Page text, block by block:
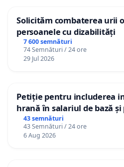
Solicităm combaterea urii
persoanele cu dizabilități
7 600 semnături
74 Semnături / 24 ore
29 Jul 2026
Petiție pentru includerea
hrană în salariul de bază
gradațiilor de vechime
personali
43 semnături
43 Semnături / 24 ore
6 Aug 2026